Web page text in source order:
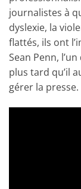
journalistes à
dyslexie, la
flattés, ils ont
Sean Penn,
plus tard qu’il
gérer la presse.